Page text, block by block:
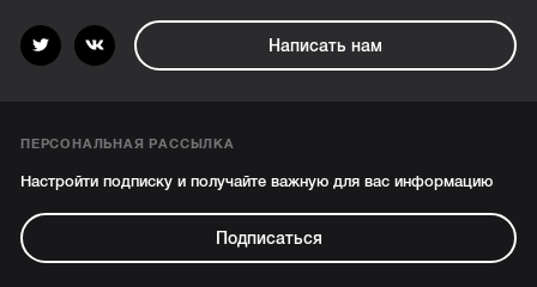
Написать нам
ПЕРСОНАЛЬНАЯ РАССЫЛКА
Настройти подписку и получайте важную для вас информацию
Подписаться